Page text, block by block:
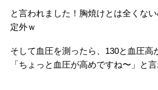
と言われました！胸焼けとは全くな
定外ｗ
そして血圧を測ったら、130と血圧高
「ちょっと血圧が高めですね〜」と